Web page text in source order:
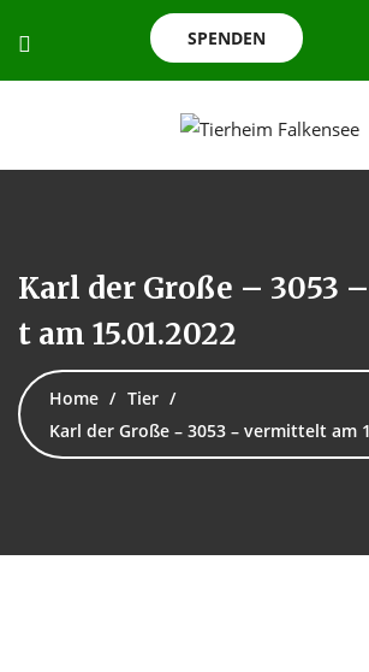
SPENDEN
Karl der Große – 3053
t am 15.01.2022
Home
Tier
Karl der Große – 3053 – vermittelt am